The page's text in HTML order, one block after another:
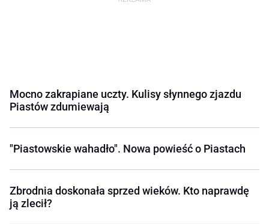
Mocno zakrapiane uczty. Kulisy słynnego zjazdu
Piastów zdumiewają
"Piastowskie wahadło". Nowa powieść o Piastach
Zbrodnia doskonała sprzed wieków. Kto naprawdę
ją zlecił?